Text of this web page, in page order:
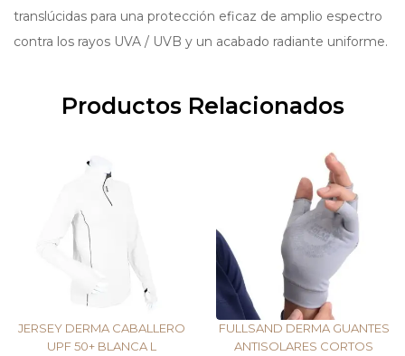
translúcidas para una protección eficaz de amplio espectro
contra los rayos UVA / UVB y un acabado radiante uniforme.
Productos Relacionados
FULLSAND DERMA GUANTES
ANTISOLARES CORTOS
JERSEY DERMA CABALLERO
UPF 50+ BLANCA L